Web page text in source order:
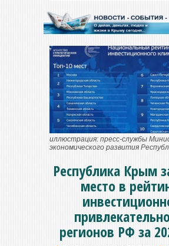
иллюстрация: пресс-службы
экономического развития
Республика Крым
место в
регионов РФ за